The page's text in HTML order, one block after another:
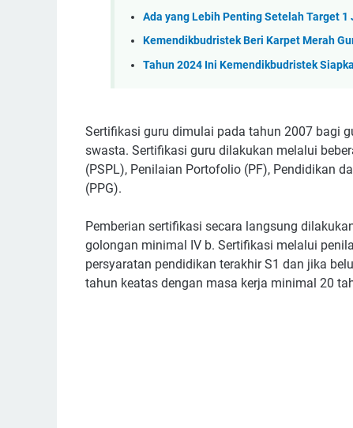
Ada yang Lebih Penting Setelah Target 1
Kemendikbudristek Beri Karpet Merah
Tahun 2024 Ini Kemendikbudristek
Sertifikasi guru dimulai pada tahun 2007 bagi
swasta. Sertifikasi guru dilakukan melalui
(PSPL), Penilaian Portofolio (PF), Pendidikan
(PPG).
Pemberian sertifikasi secara langsung
golongan minimal IV b. Sertifikasi melalui
persyaratan pendidikan terakhir S1 dan jika
tahun keatas dengan masa kerja minimal 20